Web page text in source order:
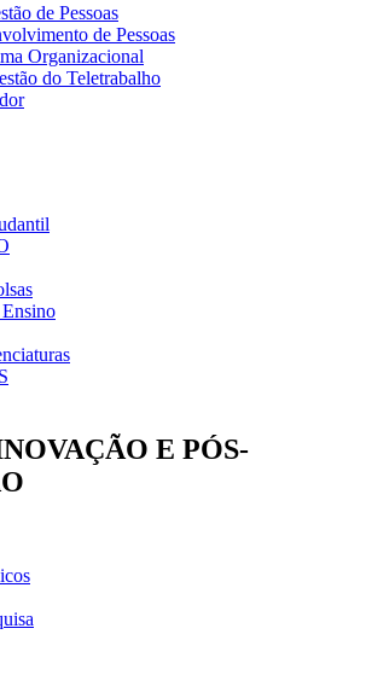
de Pessoas
de Pessoas
Organizacional
do Teletrabalho
E PÓS-